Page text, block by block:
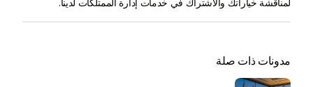
لمناقشة خياراتك والاشتراك في خدمات إدارة الممتلكات لدينا.
مدونات ذات صلة